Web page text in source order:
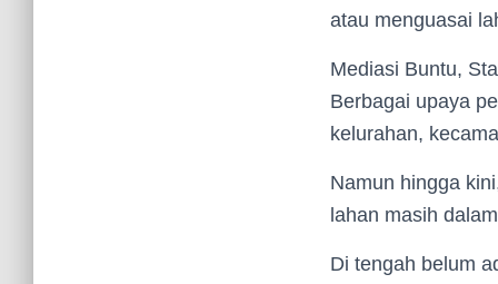
atau menguasai
Mediasi Buntu,
Berbagai upaya
kelurahan,
Namun hingga
lahan masih
Di tengah belum